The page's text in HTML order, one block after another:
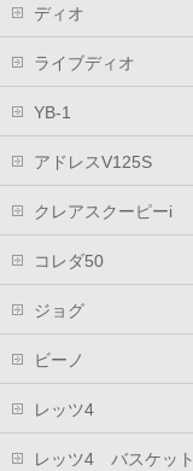
ディオ
ライブディオ
YB-1
アドレスV125S
クレアスクーピーi
コレダ50
ジョグ
ビーノ
レッツ4
レッツ4 バスケット